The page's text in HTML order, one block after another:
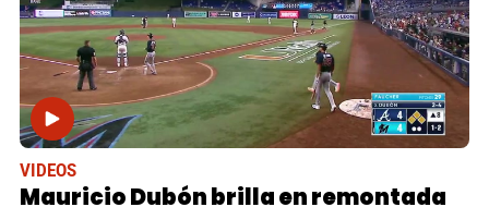
VIDEOS
Mauricio Dubón brilla en remontada